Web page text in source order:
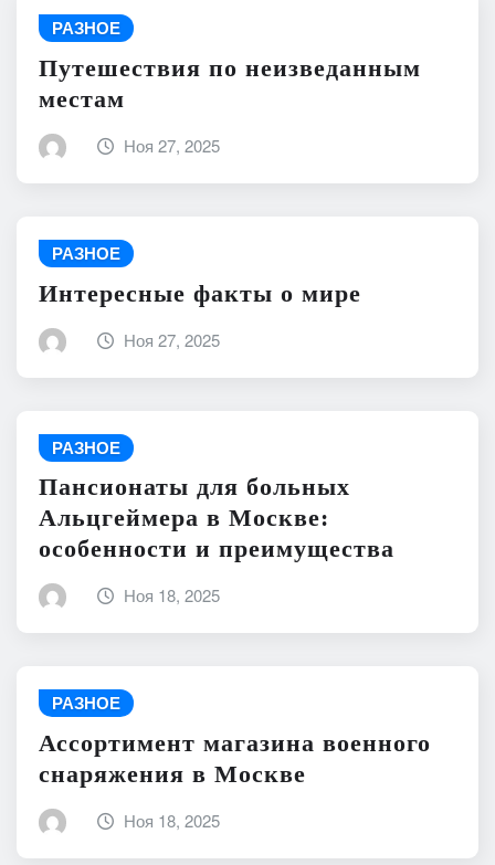
РАЗНОЕ
Путешествия по неизведанным
местам
Ноя 27, 2025
РАЗНОЕ
Интересные факты о мире
Ноя 27, 2025
РАЗНОЕ
Пансионаты для больных
Альцгеймера в Москве:
особенности и преимущества
Ноя 18, 2025
РАЗНОЕ
Ассортимент магазина военного
снаряжения в Москве
Ноя 18, 2025